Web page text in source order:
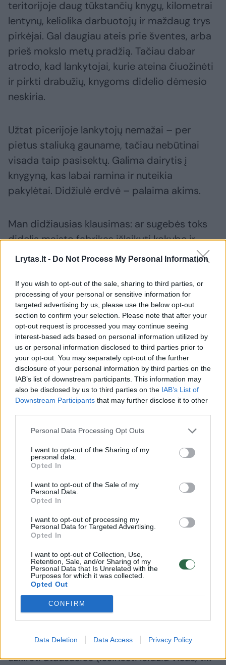
Lrytas.lt - Do Not Process My Personal Information
If you wish to opt-out of the sale, sharing to third parties, or
processing of your personal or sensitive information for
targeted advertising by us, please use the below opt-out
section to confirm your selection. Please note that after your
opt-out request is processed you may continue seeing
interest-based ads based on personal information utilized by
us or personal information disclosed to third parties prior to
your opt-out. You may separately opt-out of the further
disclosure of your personal information by third parties on the
IAB’s list of downstream participants. This information may
also be disclosed by us to third parties on the IAB’s List of
Downstream Participants that may further disclose it to other
Personal Data Processing Opt Outs
I want to opt-out of the Sharing of my
personal data.
Opted In
I want to opt-out of the Sale of my
Personal Data.
Opted In
I want to opt-out of processing my
Personal Data for Targeted Advertising.
Opted In
I want to opt-out of Collection, Use,
Retention, Sale, and/or Sharing of my
Personal Data that Is Unrelated with the
Purposes for which it was collected.
Opted Out
CONFIRM
Data Deletion Data Access Privacy Policy
teritorijoje daug tūkstančių knygų, kilometrai
lentynų, keliolika darbuotojų ir maždaug trys
pirkėjai. Gal daugiau ateis prie šventes, arba
prieš mokslo metų pradžią. Tačiau dabar
atrodo, kad lankytojai, kurie ateina čiuožinėti
ir pirkti drabužių, knygoms didelio dėmesio
neskiria.
Užtat picerijoje lankytojų nemažai – per
pietus staliuką gauname, tačiau nebūtinai
visada taip pasisektų. Galima dairytis į
knygyną, kas labai ramina ir nuteikia
pakylėtai. Didžiulė erdvė – palaima akims.
Man didžiausias klausimas: ar sugebės toks
didelis maisto fabrikas išlaikyti kokybę ir
siūlyti tokias pačias picas, kaip ir kitose
turi būti daroma labai greitai.
Viena iš picų, kurias nuo seno mėgau iš
„Jurgio ir Drakono“, yra keistu pavadinimu
„Sapnuoju Teksasą“ (jau esu sakęs, ką galvoju
apie išmanius pavadinimus šioje picerijoje,
tai Beata Nicholson man sakė – ką čia aiškini,
geri pavadinimai – ir ji tikriausiai teisi,
Tai pica su plėšyta lėtai kepta kiauliena (dėl
specialaus paruošimo ji tiesiog krenta nuo
kaulo gardžiais plaušais, ir dar su barbekiu
padažu) – įprastinė kaina 9,50 euro, tačiau
aš dar užsisakau „dvigubai kiaulienos“
(papildomai 1,50 euro), ir pica gaunasi tikrai
prabangi, karališka, kaip man ir pridera.
Padažo saldumas tinkamai dera su picos
pado sūrumu, pati tešla tinkamai iškildinta ir
tiksliai iškepta.
galo, galima išsinešti dėžutėje ir paskui namie
užkirsti ataušusios (išsinešti leidžia visas, tik